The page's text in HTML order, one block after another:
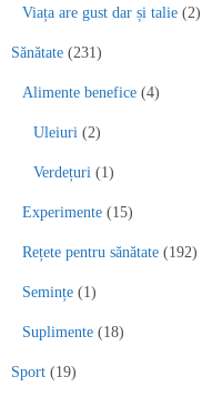
Viața are gust dar și talie (2)
Sănătate (231)
Alimente benefice (4)
Uleiuri (2)
Verdețuri (1)
Experimente (15)
Rețete pentru sănătate (192)
Semințe (1)
Suplimente (18)
Sport (19)